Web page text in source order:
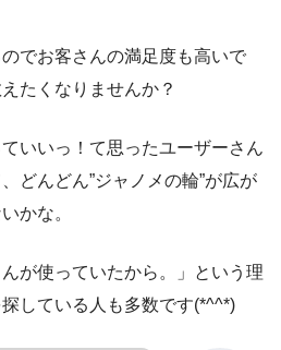
でお客さんの満足度も高いで
たくなりませんか？
いいっ！て思ったユーザーさん
どんどん”ジャノメの輪”が広が
かな。
が使っていたから。」という理
している人も多数です(*^^*)